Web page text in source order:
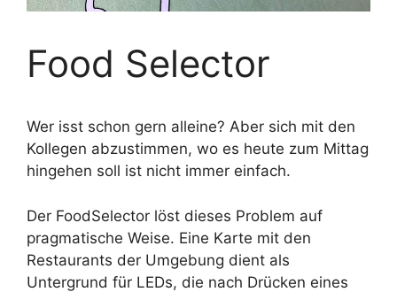
Food Selector
Wer isst schon gern alleine? Aber sich mit den
Kollegen abzustimmen, wo es heute zum Mittag
hingehen soll ist nicht immer einfach.
Der FoodSelector löst dieses Problem auf
pragmatische Weise. Eine Karte mit den
Restaurants der Umgebung dient als
Untergrund für LEDs, die nach Drücken eines